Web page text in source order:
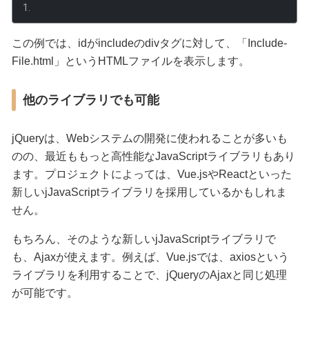
この例では、idがincludeのdivタグに対して、「Include-
File.html」というHTMLファイルを表示します。
他のライブラリでも可能
jQueryは、Webシステムの開発に使われることが多いも
のの、最近ももっと高性能なJavaScriptライブラリもあり
ます。プロジェクトによっては、Vue.jsやReactといった
新しいjJavaScriptライブラリを採用しているかもしれま
せん。
もちろん、そのような新しいjJavaScriptライブラリで
も、Ajaxが使えます。例えば、Vue.jsでは、axiosという
ライブラリを利用することで、jQueryのAjaxと同じ処理
が可能です。